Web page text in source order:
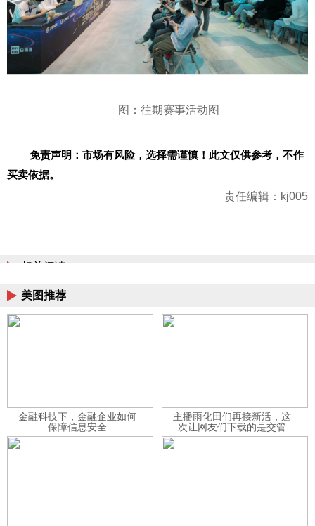
图：往期赛事活动图
免责声明：市场有风险，选择需谨慎！此文仅供参考，不作
买卖依据。
责任编辑：kj005
相关阅读
美图推荐
金融科技下，金融企业如何
保障信息安全
主播雨化田们再接新活，这
次让网友们下载的是交管
12123APP